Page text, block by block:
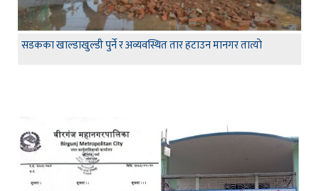
सडकका खाल्डाखुल्डी पुर्ने र अव्यवस्थित तार हटाउन मानगर तात्यो